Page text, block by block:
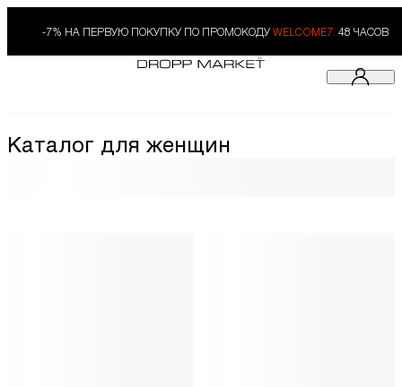
-7% НА ПЕРВУЮ ПОКУПКУ ПО ПРОМОКОДУ WELCOME7. 48 ЧАСОВ
Каталог для женщин